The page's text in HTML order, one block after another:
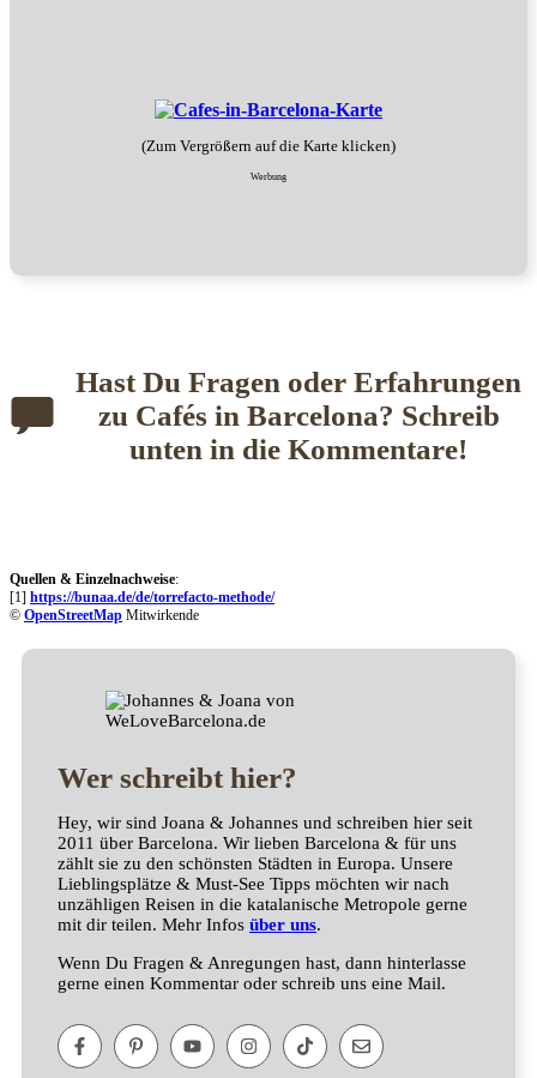
(Zum Vergrößern auf die Karte klicken)
Werbung
Hast Du Fragen oder Erfahrungen
zu Cafés in Barcelona? Schreib
unten in die Kommentare!
Quellen & Einzelnachweise:
[1] https://bunaa.de/de/torrefacto-methode/
© OpenStreetMap Mitwirkende
Wer schreibt hier?
Hey, wir sind Joana & Johannes und schreiben hier seit
2011 über Barcelona. Wir lieben Barcelona & für uns
zählt sie zu den schönsten Städten in Europa. Unsere
Lieblingsplätze & Must-See Tipps möchten wir nach
unzähligen Reisen in die katalanische Metropole gerne
mit dir teilen. Mehr Infos über uns.
Wenn Du Fragen & Anregungen hast, dann hinterlasse
gerne einen Kommentar oder schreib uns eine Mail.